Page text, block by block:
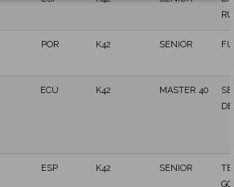
POR K42 SENIOR
ECU K42 MASTER 40
ESP K42 SENIOR